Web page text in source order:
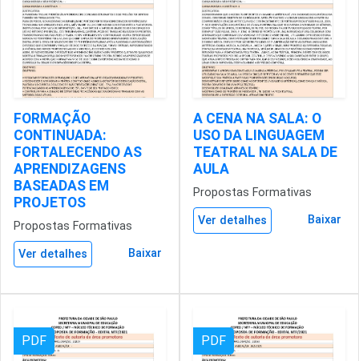
FORMAÇÃO
CONTINUADA:
FORTALECENDO AS
APRENDIZAGENS
BASEADAS EM
PROJETOS
Propostas Formativas
Ver detalhes Baixar
A CENA NA SALA: O
USO DA LINGUAGEM
TEATRAL NA SALA DE
AULA
Propostas Formativas
Ver detalhes Baixar
PDF PDF